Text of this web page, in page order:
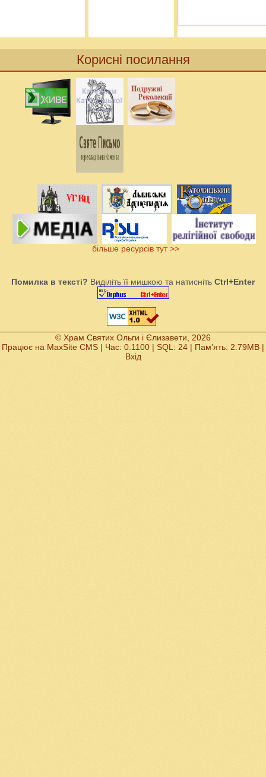
Корисні посилання
більше ресурсів тут >>
Помилка в тексті? Виділіть її мишкою та натисніть Ctrl+Enter
© Храм Святих Ольги і Єлизавети, 2026
Працює на MaxSite CMS | Час: 0.1100 | SQL: 24 | Пам'ять: 2.79MB |
Вхід